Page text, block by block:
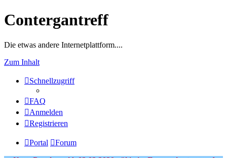
Contergantreff
Die etwas andere Internetplattform....
Zum Inhalt
Schnellzugriff
FAQ
Anmelden
Registrieren
Portal Forum